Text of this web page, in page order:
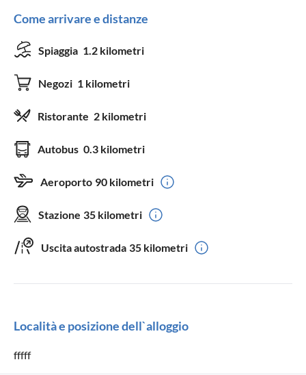
Come arrivare e distanze
Spiaggia 1.2 kilometri
Negozi 1 kilometri
Ristorante 2 kilometri
Autobus 0.3 kilometri
Aeroporto 90 kilometri
Stazione 35 kilometri
Uscita autostrada 35 kilometri
Località e posizione dell`alloggio
fffff